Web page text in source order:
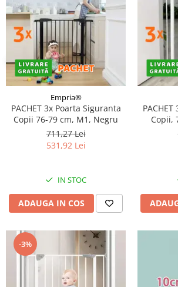
Empria®
PACHET 3x Poarta Siguranta
Copii 76-79 cm, M1, Negru
711,27 Lei
531,92 Lei
IN STOC
ADAUGA IN COS
Copii,
-3%